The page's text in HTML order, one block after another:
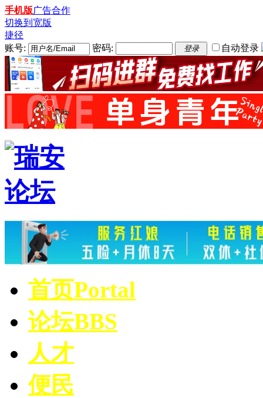
手机版广告合作
切换到宽版
捷径
账号:
密码: 登录 自动登录
首页Portal
论坛BBS
人才
便民